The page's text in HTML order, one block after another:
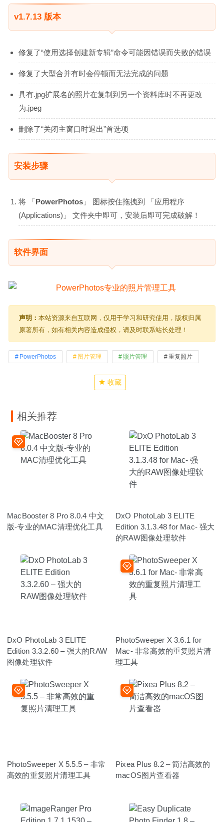
v1.7.13 版本
修复了“使用选择创建新专辑”命令可能因错误而失败的错误
修复了大型合并有时会停顿而无法完成的问题
具有.jpg扩展名的照片在复制到另一个资料库时不再更改
为.jpeg
删除了“关闭主窗口时退出”首选项
安装步骤
将 「PowerPhotos 」 图标按住拖拽到 「应用程序
(Applications)」 文件夹中即可，安装后即可完成破解！
软件界面
声明： 本站资源来自互联网，仅用于学习和研究使用，版权归属
原著所有，如有相关内容造成侵权，请及时联系站长处理！
PowerPhotos 图片管理 照片管理 重复照片
收藏
相关推荐
MacBooster 8 Pro 8.0.4 中文
版-专业的MAC清理优化工具
DxO PhotoLab 3 ELITE
Edition 3.1.3.48 for Mac- 强大
的RAW图像处理软件
DxO PhotoLab 3 ELITE
Edition 3.3.2.60 – 强大的RAW
图像处理软件
PhotoSweeper X 3.6.1 for
Mac- 非常高效的重复照片清
理工具
PhotoSweeper X 5.5.5 – 非常
高效的重复照片清理工具
Pixea Plus 8.2 – 简洁高效的
macOS图片查看器